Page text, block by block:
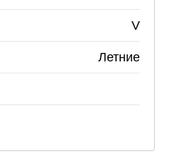
V
Летние